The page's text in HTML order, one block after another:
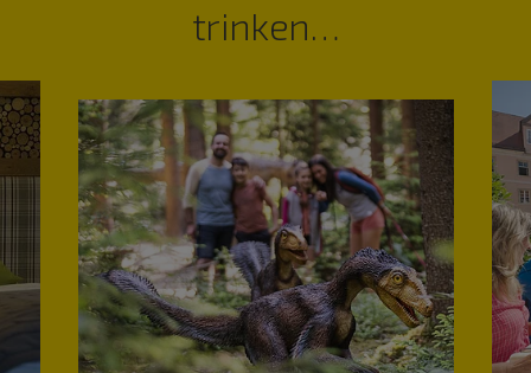
trinken…